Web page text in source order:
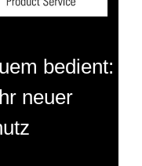
bedient:
neuer